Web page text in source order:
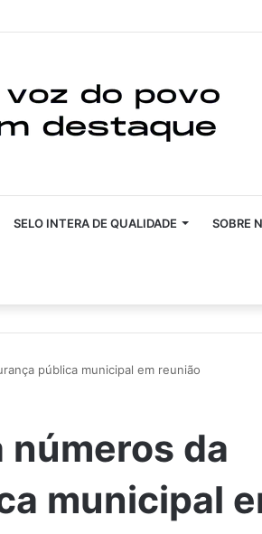
SELO INTERA DE QUALIDADE SOBRE
pública municipal em reunião
números da
municipal